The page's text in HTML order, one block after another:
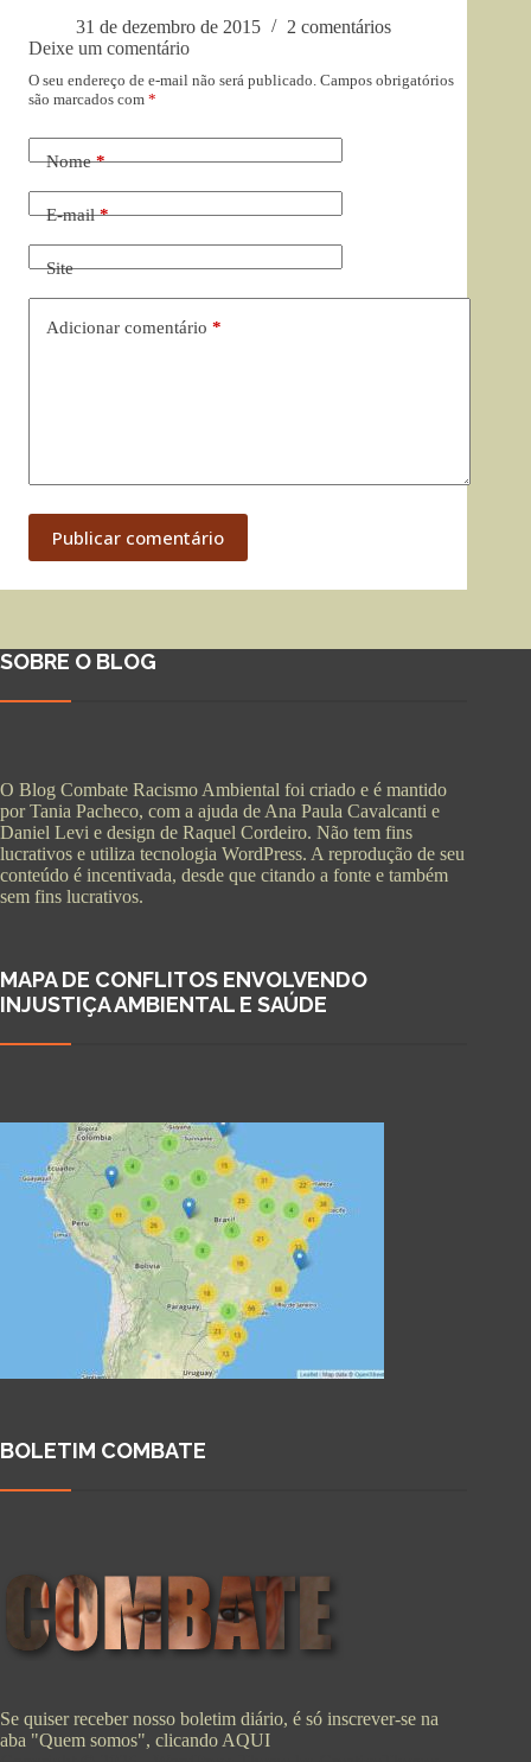
31 de dezembro de 2015
2 comentários
Deixe um comentário
O seu endereço de e-mail não será publicado. Campos obrigatórios
são marcados com *
Nome*
E-mail*
Site
Adicionar comentário *
Publicar comentário
SOBRE O BLOG
O Blog Combate Racismo Ambiental foi criado e é mantido
por Tania Pacheco, com a ajuda de Ana Paula Cavalcanti e
Daniel Levi e design de Raquel Cordeiro. Não tem fins
lucrativos e utiliza tecnologia WordPress. A reprodução de seu
conteúdo é incentivada, desde que citando a fonte e também
sem fins lucrativos.
MAPA DE CONFLITOS ENVOLVENDO
INJUSTIÇA AMBIENTAL E SAÚDE
BOLETIM COMBATE
Se quiser receber nosso boletim diário, é só inscrever-se na
aba "Quem somos", clicando AQUI